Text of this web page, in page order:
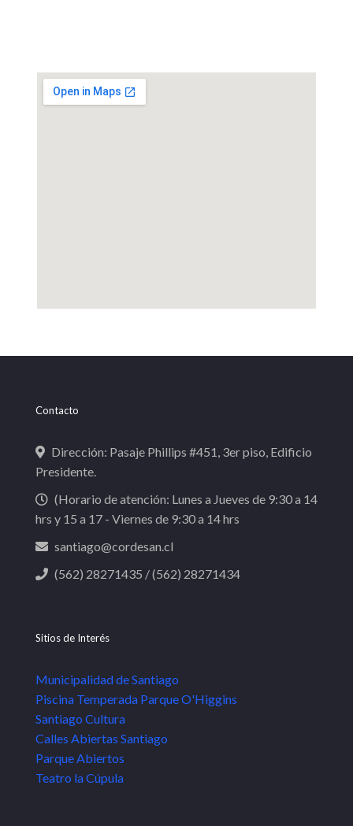
Contacto
Dirección: Pasaje Phillips #451, 3er piso, Edificio
Presidente.
(Horario de atención: Lunes a Jueves de 9:30 a 14
hrs y 15 a 17 - Viernes de 9:30 a 14 hrs
santiago@cordesan.cl
(562) 28271435 / (562) 28271434
Sitios de Interés
Municipalidad de Santiago
Piscina Temperada Parque O'Higgins
Santiago Cultura
Calles Abiertas Santiago
Parque Abiertos
Teatro la Cúpula